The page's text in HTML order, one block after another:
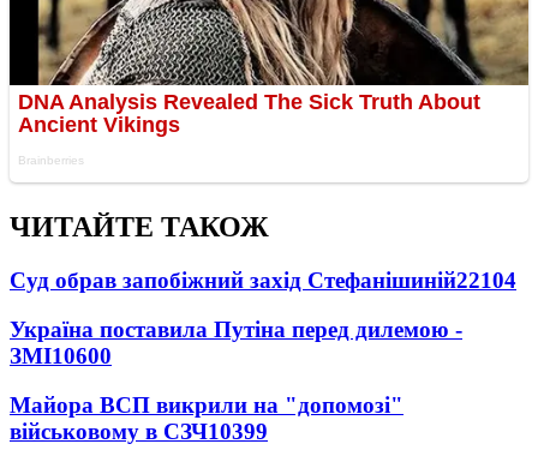
ЧИТАЙТЕ ТАКОЖ
Суд обрав запобіжний захід Стефанішиній22104
Україна поставила Путіна перед дилемою -
ЗМІ10600
Майора ВСП викрили на "допомозі"
військовому в СЗЧ10399